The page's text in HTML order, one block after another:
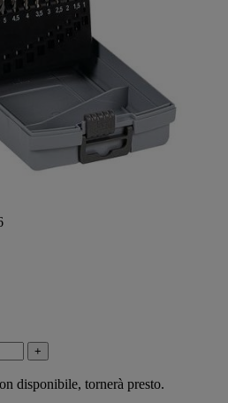
+
disponibile, tornerà presto.